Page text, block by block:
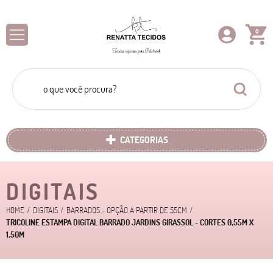
0
CATEGORIAS
DIGITAIS
HOME DIGITAIS
BARRADOS - OPÇÃO A PARTIR DE 55CM
TRICOLINE ESTAMPA DIGITAL BARRADO JARDINS GIRASSOL - CORTES 0,55M X
1,50M